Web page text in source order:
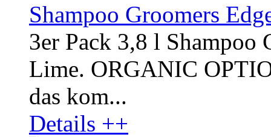
Shampoo Groomers
3er Pack 3,8 l Shampoo
Lime. ORGANIC
das kom...
Details ++